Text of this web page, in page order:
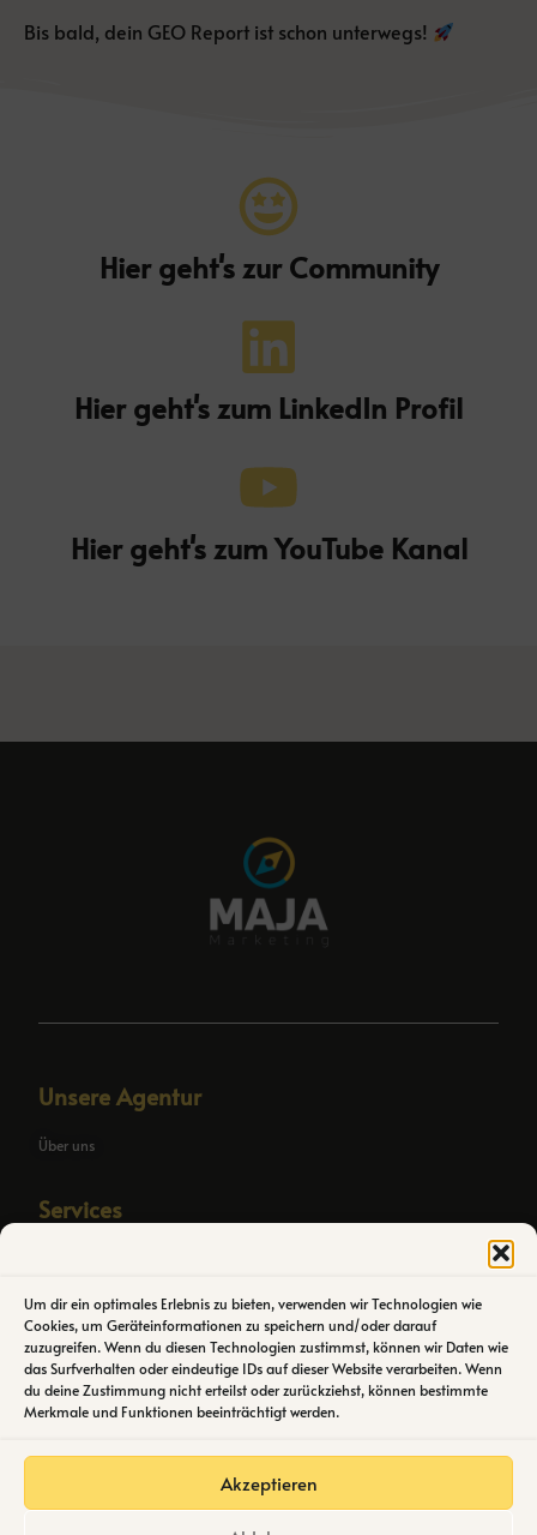
Um dir ein optimales Erlebnis zu bieten, verwenden wir Technologien wie
Cookies, um Geräteinformationen zu speichern und/oder darauf
zuzugreifen. Wenn du diesen Technologien zustimmst, können wir Daten wie
das Surfverhalten oder eindeutige IDs auf dieser Website verarbeiten. Wenn
du deine Zustimmung nicht erteilst oder zurückziehst, können bestimmte
Merkmale und Funktionen beeinträchtigt werden.
Akzeptieren
Bis bald, dein GEO Report ist schon unterwegs!
Hier geht's zur Community
Hier geht's zum LinkedIn Profil
Hier geht's zum YouTube Kanal
Unsere Agentur
Über uns
Services
Connecten
YouTube
LinkedIn